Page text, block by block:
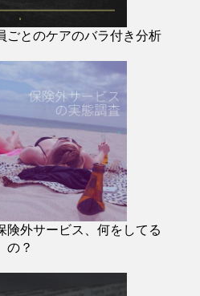
ごとのケアのバラ付き分析
険外サービス、何をしてる
の？